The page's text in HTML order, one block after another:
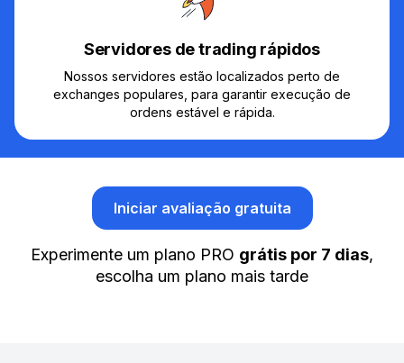
Servidores de trading rápidos
Nossos servidores estão localizados perto de
exchanges populares, para garantir execução de
ordens estável e rápida.
Iniciar avaliação gratuita
Experimente um plano PRO grátis por 7 dias,
escolha um plano mais tarde